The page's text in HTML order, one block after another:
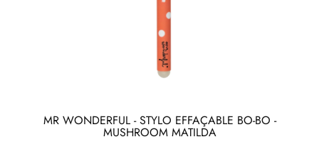
MR WONDERFUL - STYLO EFFAÇABLE BO-BO -
MUSHROOM MATILDA